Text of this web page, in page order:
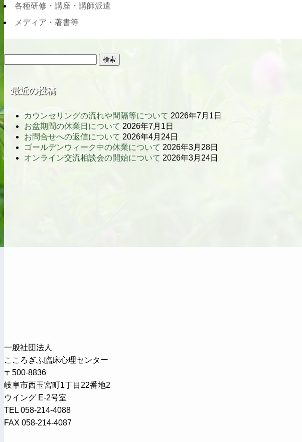
各種研修・講座・講師派遣
メディア・著書等
最近の投稿
カウンセリングの流れや間隔等について 2026年7月1日
お盆期間の休業日について 2026年7月1日
お問合せへの返信について 2026年4月24日
ゴールデンウィーク中の休業について 2026年3月28日
オンライン交流相談会の開始について 2026年3月24日
一般社団法人
こころぎふ臨床心理センター
〒500-8836
岐阜市西玉宮町1丁目22番地2
ウイング E-2号室
TEL 058-214-4088
FAX 058-214-4087